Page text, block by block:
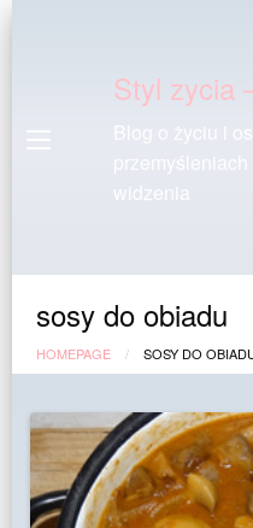
Styl zycia
Blog o życiu i
widzenia
sosy do obiadu
HOMEPAGE SOSY DO